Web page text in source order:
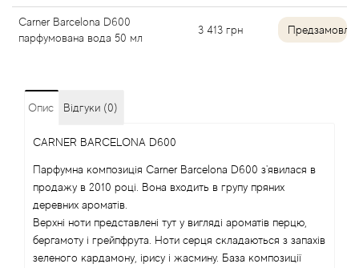
Carner Barcelona D600
парфумована вода 50 мл
3 413 грн
Опис Відгуки (0)
CARNER BARCELONA D600
Парфумна композиція Carner Barcelona D600 з'явилася в
продажу в 2010 році. Вона входить в групу пряних
деревних ароматів.
Верхні ноти представлені тут у вигляді ароматів перцю,
бергамоту і грейпфрута. Ноти серця складаються з запахів
зеленого кардамону, ірису і жасмину. База композиції
Andre L'Arom
Anima Mundi
Annayake
Anne Fontaine